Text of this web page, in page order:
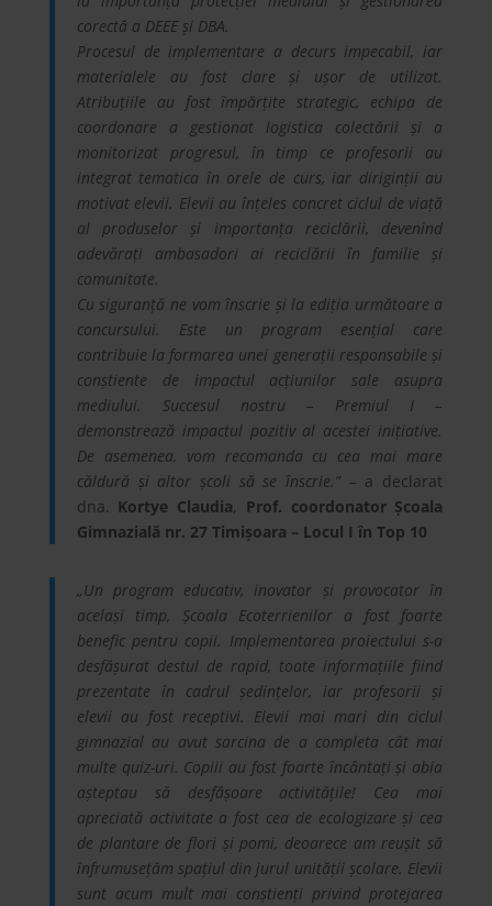
corectă a DEEE și DBA.
Procesul de implementare a decurs impecabil, iar
materialele au fost clare și ușor de utilizat.
Atribuțiile au fost împărțite strategic, echipa de
coordonare a gestionat logistica colectării și a
monitorizat progresul, în timp ce profesorii au
integrat tematica în orele de curs, iar diriginții au
motivat elevii. Elevii au înțeles concret ciclul de viață
al produselor și importanța reciclării, devenind
adevărați ambasadori ai reciclării în familie și
comunitate.
Cu siguranță ne vom înscrie și la ediția următoare a
concursului. Este un program esențial care
contribuie la formarea unei generații responsabile și
conștiente de impactul acțiunilor sale asupra
mediului. Succesul nostru – Premiul I –
demonstrează impactul pozitiv al acestei inițiative.
De asemenea, vom recomanda cu cea mai mare
căldură și altor școli să se înscrie.”– a declarat
dna. Kortye Claudia, Prof. coordonator Școala
Gimnazială nr. 27 Timișoara – Locul I în Top 10
„Un program educativ, inovator și provocator în
același timp, Școala Ecoterrienilor a fost foarte
benefic pentru copii. Implementarea proiectului s-a
desfășurat destul de rapid, toate informațiile fiind
prezentate în cadrul ședințelor, iar profesorii și
elevii au fost receptivi. Elevii mai mari din ciclul
gimnazial au avut sarcina de a completa cât mai
multe quiz-uri. Copiii au fost foarte încântați și abia
așteptau să desfășoare activitățile! Cea mai
apreciată activitate a fost cea de ecologizare și cea
de plantare de flori și pomi, deoarece am reușit să
înfrumusețăm spațiul din jurul unității școlare. Elevii
sunt acum mult mai conștienți privind protejarea